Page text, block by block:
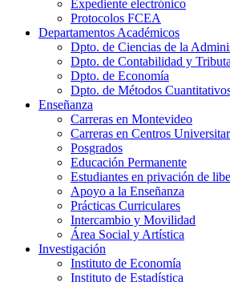
Expediente electrónico
Protocolos FCEA
Departamentos Académicos
Dpto. de Ciencias de la
Dpto. de Contabilidad y
Dpto. de Economía
Dpto. de Métodos
Enseñanza
Carreras en Montevideo
Carreras en Centros
Posgrados
Educación Permanente
Estudiantes en privación de
Apoyo a la Enseñanza
Prácticas Curriculares
Intercambio y Movilidad
Área Social y Artística
Investigación
Instituto de Economía
Instituto de Estadística